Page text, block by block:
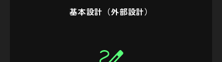
基本設計（外部設計）